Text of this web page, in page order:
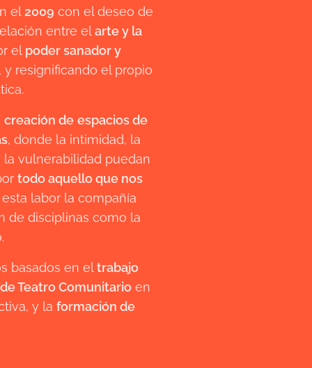
el 2009 con el deseo de
entre elarte y la
el poder sanador y
y resignificando el propio
creación de espacios de
, donde la intimidad, la
vulnerabilidad puedan
todo aquello que nos
esta labor la compañía
de disciplinas como la
basados en eltrabajo
Teatro Comunitarioen
y la formación de